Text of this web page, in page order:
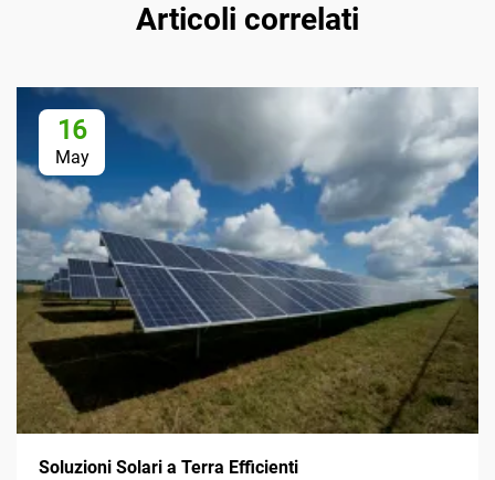
Articoli correlati
16
May
Soluzioni Solari a Terra Efficienti